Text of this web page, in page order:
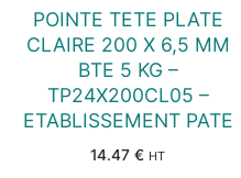
POINTE TETE PLATE
CLAIRE 200 X 6,5 MM
BTE 5 KG –
TP24X200CL05 –
ETABLISSEMENT PATE
14.47 € HT